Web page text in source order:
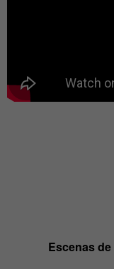
Escenas de